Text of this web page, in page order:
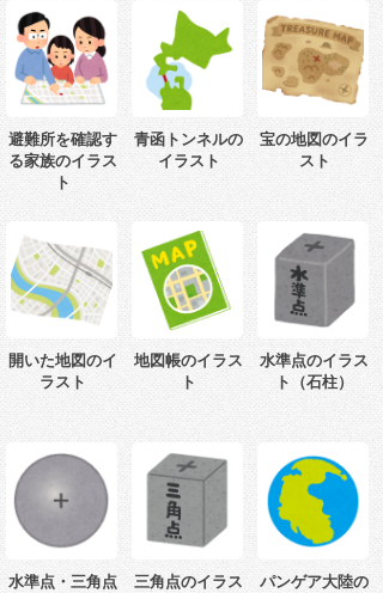
避難所を確認す
る家族のイラス
ト
青函トンネルの
イラスト
宝の地図のイラ
スト
開いた地図のイ
ラスト
地図帳のイラス
ト
水準点のイラス
ト（石柱）
水準点・三角点
三角点のイラス
パンゲア大陸の